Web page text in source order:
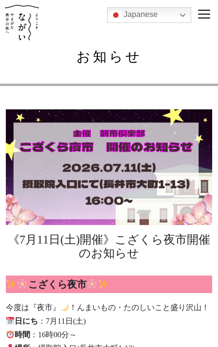
Japanese
お知らせ
《7月11日(土)開催》こざくら夜市開催
のお知らせ
こざくら夜市
今度は『夜市』
！んまいもの・たのしいこと盛り沢山！
日にち ：7月11日(土)
時間 ：16時00分～